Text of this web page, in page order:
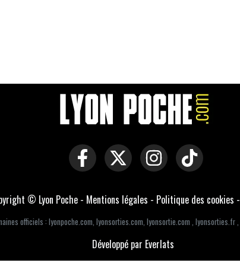
© Lyon Poche - Mentions légales - Politique des cookies -
officiels : lyonpoche.com, lyonsorties.com, lyonsortie.com , lyonsorties.fr,
Développé par Everlats